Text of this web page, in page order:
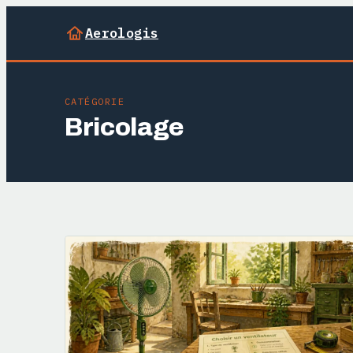
Aerologis
CATÉGORIE
Bricolage